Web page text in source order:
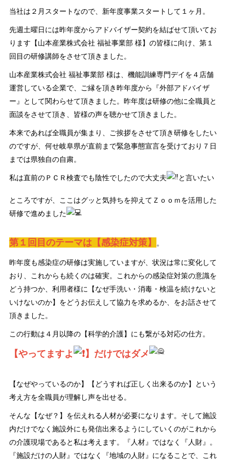
当社は２月スタートなので、新年度事業スタートして１ヶ月。
先週土曜日には昨年度からアドバイザー契約を結ばせて頂いてお
ります【山本産業株式会社 福祉事業部 様】の皆様に向け、第１
回目の研修講師をさせて頂きました。
山本産業株式会社 福祉事業部 様は、機能訓練専門デイを４店舗
運営している企業で、ご縁を頂き昨年度から『外部アドバイザ
ー』として関わらせて頂きました。昨年度は研修の他に全職員と
面談をさせて頂き、皆様の声を聴かせて頂きました。
本来であれば全職員が集まり、ご挨拶をさせて頂き研修をしたい
のですが、何せ岐阜県が直前まで緊急事態宣言を受けており７日
までは県独自の自粛。
私は直前のＰＣＲ検査でも陰性でしたので大丈夫 と言いたい
ところですが、ここはグッと気持ちを抑えてＺｏｏｍを活用した
研修で進めました
第１回目のテーマは【感染症対策】 。
昨年度も感染症の研修は実施していますが、状況は常に変化して
おり、これからも続くのは確実。これからの感染症対策の意識を
どう持つか、利用者様に【なぜ手洗い・消毒・検温を続けないと
いけないのか】をどうお伝えして協力を求めるか、をお話させて
頂きました。
この行動は４月以降の【科学的介護】にも繋がる対応の仕方。
【やってますよ 】だけではダメ
【なぜやっているのか】【どうすれば正しく出来るのか】という
考え方を全職員が理解し声を出せる。
そんな【なぜ？】を伝えれる人材が必要になります。そして施設
内だけでなく施設外にも発信出来るようにしていくのがこれから
の介護現場であると私は考えます。『人材』ではなく『人財』。
『施設だけの人財』ではなく『地域の人財』になることで、これ